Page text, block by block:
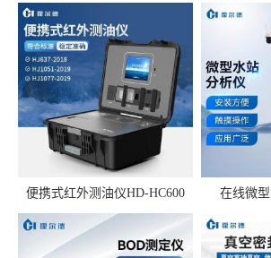
便携式红外测油仪HD-HC600 在线微